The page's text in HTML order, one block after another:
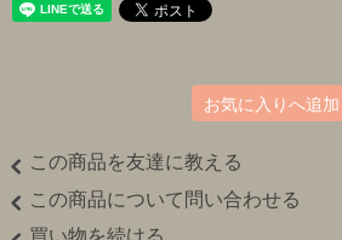
お気に入りへ追加
この商品を友達に教える
この商品について問い合わせる